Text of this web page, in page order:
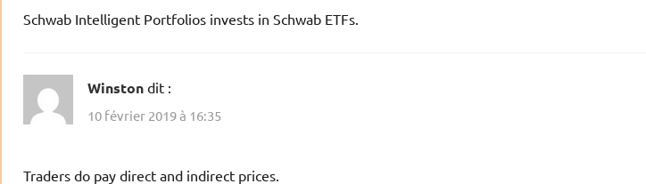
Schwab Intelligent Portfolios invests in Schwab ETFs.
Winston dit :
10 février 2019 à 16:35
Traders do pay direct and indirect prices.